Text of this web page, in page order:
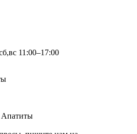
11:00–17:00